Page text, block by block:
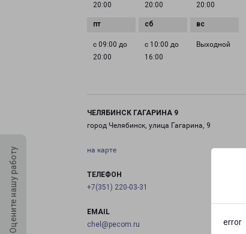
error
Оцените нашу работу
20:00
20:00
20:00
с 09:00 до
20:00
с 10:00 до
16:00
Выходной
ЧЕЛЯБИНСК ГАГАРИНА 9
город Челябинск, улица Гагарина, 9
на карте
ТЕЛЕФОН
+7(351) 220-03-31
EMAIL
chel@pecom.ru